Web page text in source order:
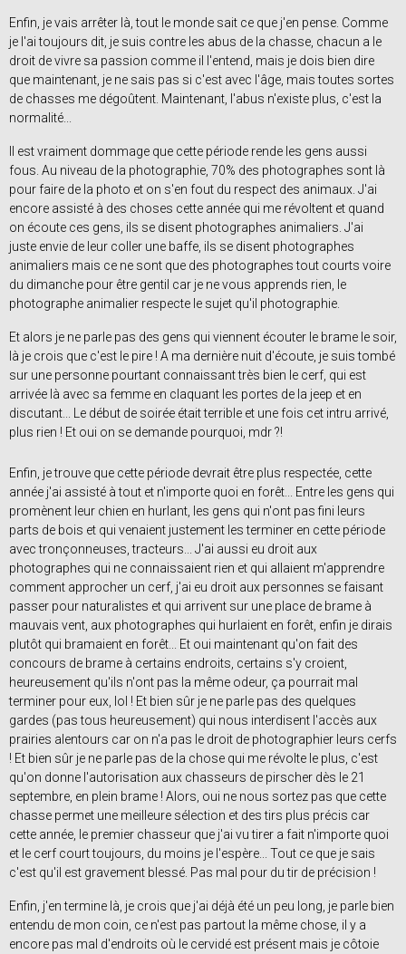
Enfin, je vais arrêter là, tout le monde sait ce que j'en pense. Comme
je l'ai toujours dit, je suis contre les abus de la chasse, chacun a le
droit de vivre sa passion comme il l'entend, mais je dois bien dire
que maintenant, je ne sais pas si c'est avec l'âge, mais toutes sortes
de chasses me dégoûtent. Maintenant, l'abus n'existe plus, c'est la
normalité...
Il est vraiment dommage que cette période rende les gens aussi
fous. Au niveau de la photographie, 70% des photographes sont là
pour faire de la photo et on s'en fout du respect des animaux. J'ai
encore assisté à des choses cette année qui me révoltent et quand
on écoute ces gens, ils se disent photographes animaliers. J'ai
juste envie de leur coller une baffe, ils se disent photographes
animaliers mais ce ne sont que des photographes tout courts voire
du dimanche pour être gentil car je ne vous apprends rien, le
photographe animalier respecte le sujet qu'il photographie.
Et alors je ne parle pas des gens qui viennent écouter le brame le soir,
là je crois que c'est le pire ! A ma dernière nuit d'écoute, je suis tombé
sur une personne pourtant connaissant très bien le cerf, qui est
arrivée là avec sa femme en claquant les portes de la jeep et en
discutant... Le début de soirée était terrible et une fois cet intru arrivé,
plus rien ! Et oui on se demande pourquoi, mdr ?!
Enfin, je trouve que cette période devrait être plus respectée, cette
année j'ai assisté à tout et n'importe quoi en forêt... Entre les gens qui
promènent leur chien en hurlant, les gens qui n'ont pas fini leurs
parts de bois et qui venaient justement les terminer en cette période
avec tronçonneuses, tracteurs... J'ai aussi eu droit aux
photographes qui ne connaissaient rien et qui allaient m'apprendre
comment approcher un cerf, j'ai eu droit aux personnes se faisant
passer pour naturalistes et qui arrivent sur une place de brame à
mauvais vent, aux photographes qui hurlaient en forêt, enfin je dirais
plutôt qui bramaient en forêt... Et oui maintenant qu'on fait des
concours de brame à certains endroits, certains s'y croient,
heureusement qu'ils n'ont pas la même odeur, ça pourrait mal
terminer pour eux, lol ! Et bien sûr je ne parle pas des quelques
gardes (pas tous heureusement) qui nous interdisent l'accès aux
prairies alentours car on n'a pas le droit de photographier leurs cerfs
! Et bien sûr je ne parle pas de la chose qui me révolte le plus, c'est
qu'on donne l'autorisation aux chasseurs de pirscher dès le 21
septembre, en plein brame ! Alors, oui ne nous sortez pas que cette
chasse permet une meilleure sélection et des tirs plus précis car
cette année, le premier chasseur que j'ai vu tirer a fait n'importe quoi
et le cerf court toujours, du moins je l'espère... Tout ce que je sais
c'est qu'il est gravement blessé. Pas mal pour du tir de précision !
Enfin, j'en termine là, je crois que j'ai déjà été un peu long, je parle bien
entendu de mon coin, ce n'est pas partout la même chose, il y a
encore pas mal d'endroits où le cervidé est présent mais je côtoie